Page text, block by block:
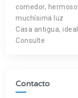
comedor,
muchísima luz
Casa antigua,
Consulte
Contacto